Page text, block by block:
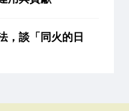
，談「同火的日